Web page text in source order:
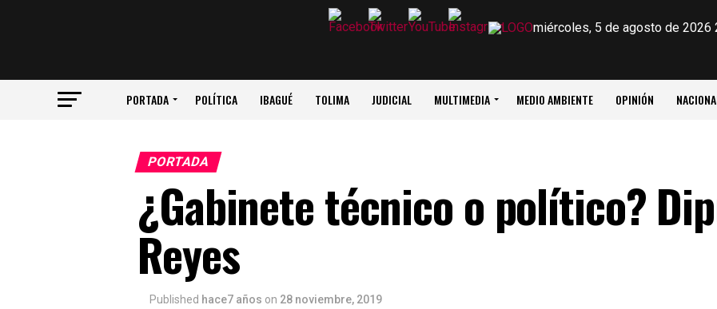
miércoles, 5 de agosto de 2026
PORTADA POLÍTICA IBAGUÉ TOLIMA JUDICIAL MULTIMEDIA MEDIO AMBIENTE OPINIÓN
PORTADA
¿Gabinete técnico o político?
Reyes
Published hace7 años on 28 noviembre, 2019